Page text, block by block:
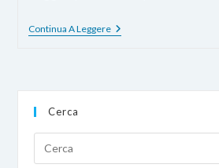
Continua A LeggereSkyminer:
Cerca